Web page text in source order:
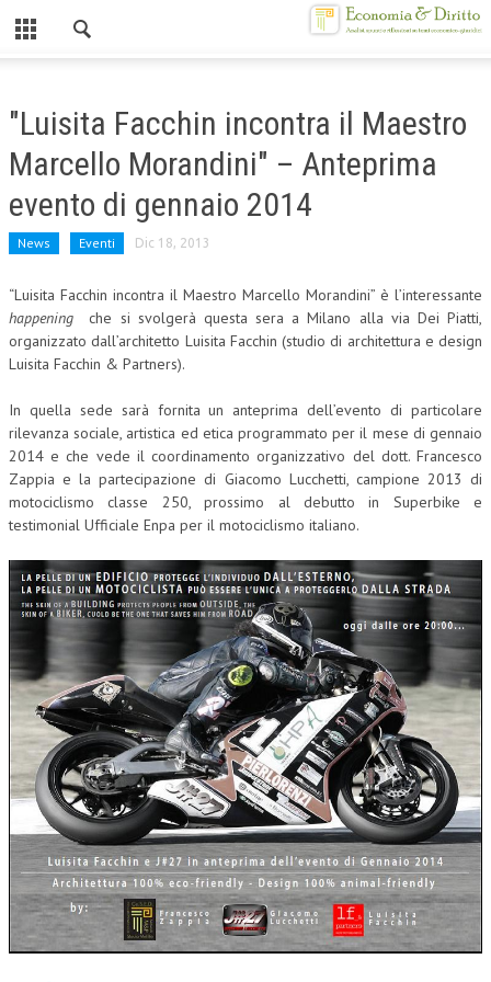
CHI SIAMO
ATTO COSTITUTIVO E STATUTO
ORGANIZZAZIONE
DIREZIONE SCIENTIFICA
ALTA FORMAZIONE
CORSI CE.S.E.D.
ARCHIVIO CORSI 2015
DIVENTA SOCIO
BROCHURE CE.S.E.D.
LA RIVISTA
LA RIVISTA
COMITATO SCIENTIFICO
COMITATO EDITORIALE
REDAZIONE
PEER REVIEW
CODICE ETICO
"Luisita Facchin incontra il Maestro
Marcello Morandini" – Anteprima
evento di gennaio 2014
News Eventi Dic 18, 2013
“Luisita Facchin incontra il Maestro Marcello Morandini” è l’interessante
happening
che si svolgerà questa sera a Milano alla via Dei Piatti,
organizzato dall’architetto Luisita Facchin (studio di architettura e design
Luisita Facchin & Partners).
In quella sede sarà fornita un anteprima dell’evento di particolare
rilevanza sociale, artistica ed etica programmato per il mese di gennaio
2014 e che vede il coordinamento organizzativo del dott. Francesco
Zappia e la partecipazione di Giacomo Lucchetti, campione 2013 di
motociclismo classe 250, prossimo al debutto in Superbike e
testimonial Ufficiale Enpa per il motociclismo italiano.